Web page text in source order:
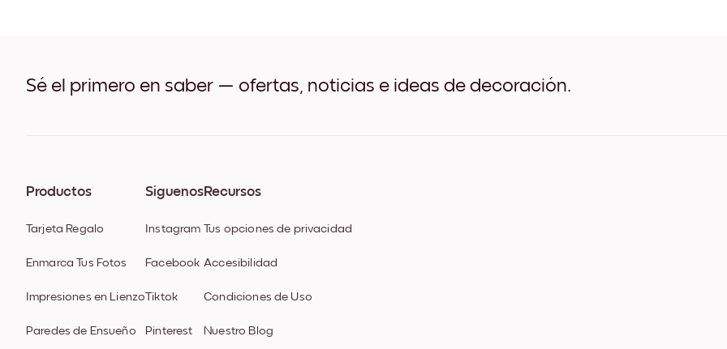
Sé el primero en saber — ofertas, noticias e ideas de decoración.
Productos
Tarjeta Regalo
Enmarca Tus Fotos
Impresiones en Lienzo
Paredes de Ensueño
Síguenos
Instagram
Facebook
Tiktok
Pinterest
Recursos
Tus opciones de privacidad
Accesibilidad
Condiciones de Uso
Nuestro Blog